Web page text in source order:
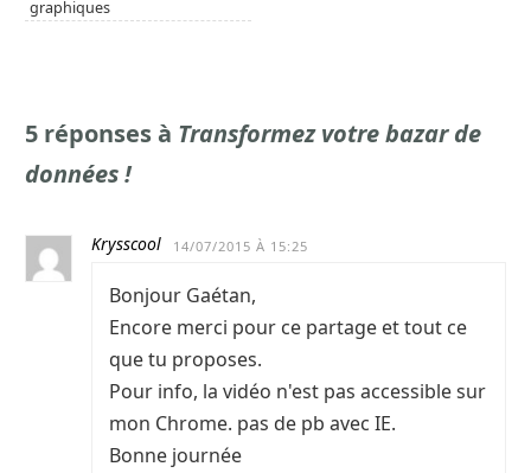
graphiques
5 réponses à Transformez votre bazar de
données !
Krysscool 14/07/2015 À 15:25
Bonjour Gaétan,
Encore merci pour ce partage et tout ce
que tu proposes.
Pour info, la vidéo n'est pas accessible sur
mon Chrome. pas de pb avec IE.
Bonne journée